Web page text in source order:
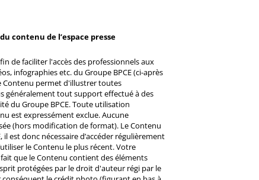
contenu de l’espace presse
de faciliter l'accès des professionnels aux
infographies etc. du Groupe BPCE (ci-après
Contenu permet d'illustrer toutes
généralement tout support effectué à des
du Groupe BPCE. Toute utilisation
est expressément exclue. Aucune
(hors modification de format). Le Contenu
est donc nécessaire d’accéder régulièrement
le Contenu le plus récent. Votre
que le Contenu contient des éléments
protégées par le droit d'auteur régi par le